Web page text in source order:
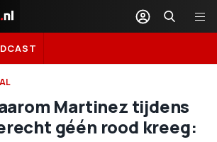
Martinez tijdens
géén rood kreeg: